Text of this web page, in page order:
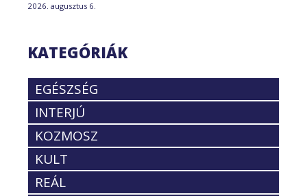
2026. augusztus 6.
KATEGÓRIÁK
EGÉSZSÉG
INTERJÚ
KOZMOSZ
KULT
REÁL